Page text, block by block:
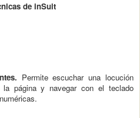
de inSuit
Permite escuchar una locución
la página y navegar con el teclado